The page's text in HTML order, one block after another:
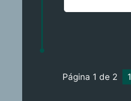
Página 1 de 2 1